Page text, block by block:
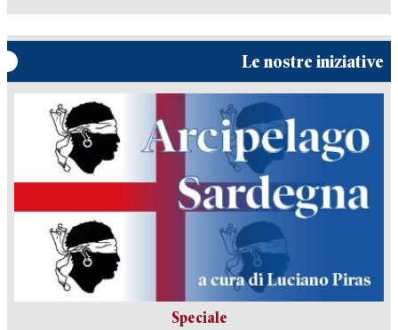
Le nostre iniziative
Speciale